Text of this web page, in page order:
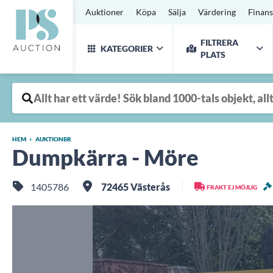
Auktioner Köpa Sälja Värdering
KATEGORIER
FILTRERA
PLATS
HEM AUKTIONER
Dumpkärra - Möre
1405786 72465 Västerås FRAKT EJ MÖJLIG